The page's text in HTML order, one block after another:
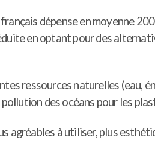
dépense en moyenne
en optant pour des
ressources naturelles (eau,
des océans pour les
agréables à utiliser, plus